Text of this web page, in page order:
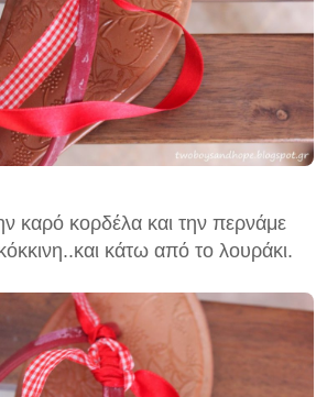
καρό κορδέλα και την περνάμε
κάτω από το λουράκι.